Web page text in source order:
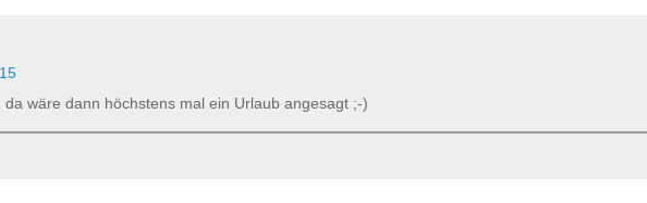
wäre dann höchstens mal ein Urlaub angesagt ;-)